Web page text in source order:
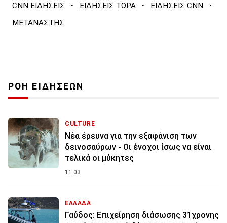
CNN ΕΙΔΗΣΕΙΣ · ΕΙΔΗΣΕΙΣ ΤΩΡΑ · ΕΙΔΗΣΕΙΣ CNN ·
ΜΕΤΑΝΑΣΤΗΣ
ΡΟΗ ΕΙΔΗΣΕΩΝ
CULTURE
Νέα έρευνα για την εξαφάνιση των
δεινοσαύρων - Οι ένοχοι ίσως να είναι
τελικά οι μύκητες
11:03
ΕΛΛΑΔΑ
Γαύδος: Επιχείρηση διάσωσης 31χρονης